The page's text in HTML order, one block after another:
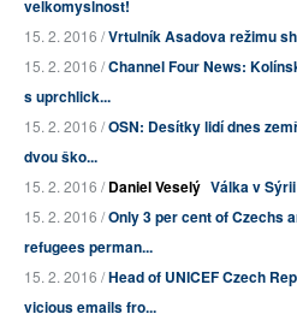
velkomyslnost!
15. 2. 2016 /Vrtulník Asadova režimu
15. 2. 2016 /Channel Four News:
s uprchlick...
15. 2. 2016 /OSN: Desítky lidí dnes
dvou ško...
15. 2. 2016 /Daniel Veselý Válka v
15. 2. 2016 /Only 3 per cent of Czechs
refugees perman...
15. 2. 2016 /Head of UNICEF Czech
vicious emails fro...